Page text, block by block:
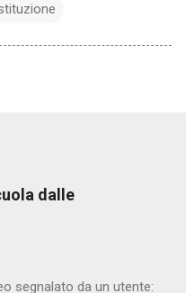
dalle
segnalato da un utente: